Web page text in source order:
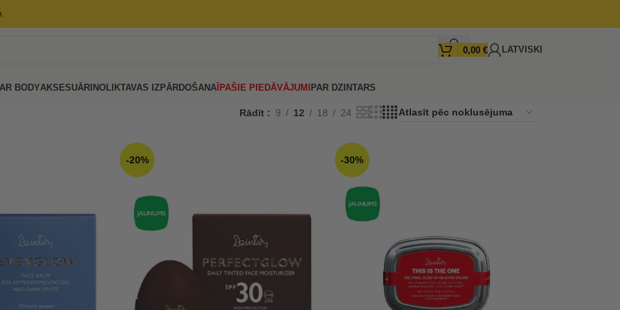
0,00 € LATVISKI
BODYAKSESUĀRINOLIKTAVAS IZPĀRDOŠANAĪPAŠIE PIEDĀVĀJUMIPAR DZINTARS
Rādīt 9 12 18 24
-20% -30%